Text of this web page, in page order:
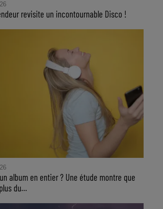
revisite un incontournable Disco !
album en entier ? Une étude montre que
du...